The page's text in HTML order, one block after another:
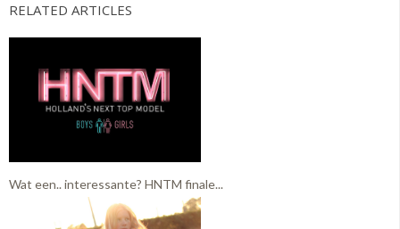
RELATED ARTICLES
Wat een.. interessante? HNTM finale...